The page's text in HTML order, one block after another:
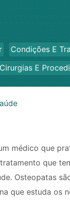
Condições E
Cirurgias E
médico que
que
Osteopatas
que estuda os